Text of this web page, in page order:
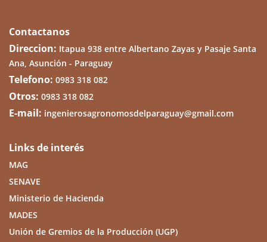
Contactanos
Direccion: Itapua 938 entre Albertano Zayas y Pasaje Santa
Ana, Asunción - Paraguay
Telefono: 0983 318 082
Otros: 0983 318 082
E-mail: ingenierosagronomosdelparaguay@gmail.com
Links de interés
MAG
SENAVE
Ministerio de Hacienda
MADES
Unión de Gremios de la Producción (UGP)